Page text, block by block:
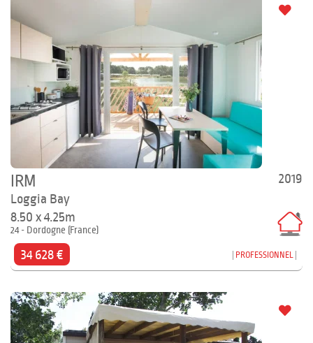
2019
IRM
Loggia Bay
8.50 x 4.25m
24 - Dordogne (France)
34 628 € PROFESSIONNEL